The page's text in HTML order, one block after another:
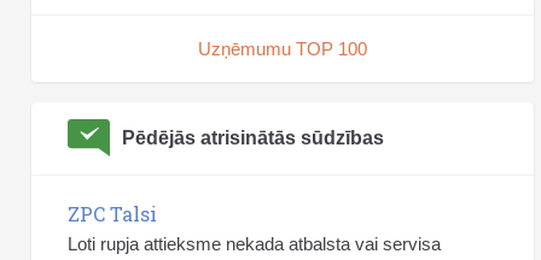
Uzņēmumu TOP 100
Pēdējās atrisinātās sūdzības
ZPC Talsi
Loti rupja attieksme nekada atbalsta vai servisa